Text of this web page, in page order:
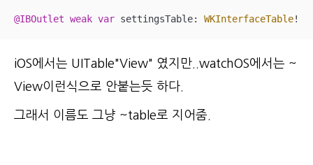
@IBOutlet weak var settingsTable: WKInterfaceTable!
iOS에서는 UITable"View" 였지만..watchOS에서는 ~
View이런식으로 안붙는듯 하다.
그래서 이름도 그냥 ~table로 지어줌.